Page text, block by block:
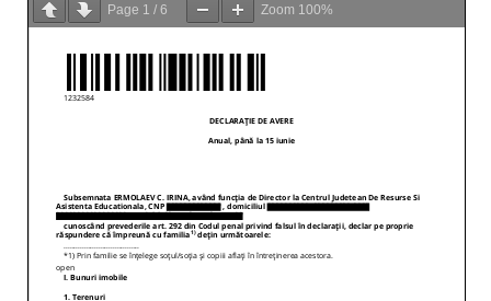
Page 1 / 6 Zoom 100%